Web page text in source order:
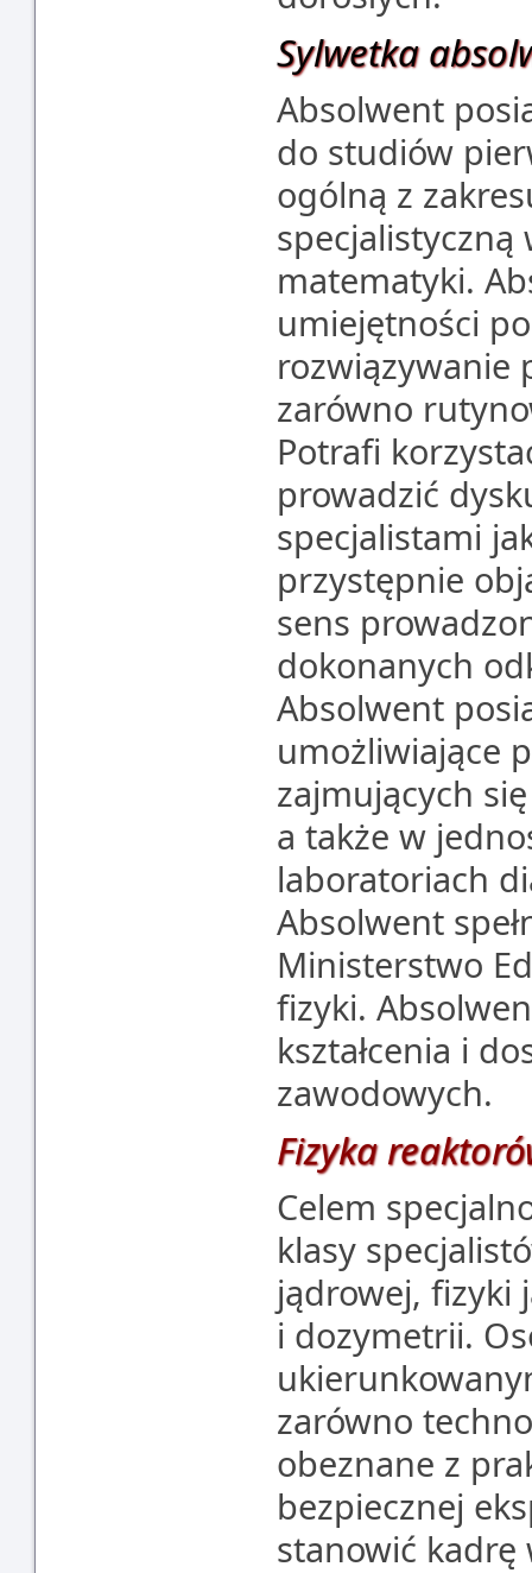
Sylwetka
Absolwent
do studiów
ogólną z
specjalistyczną
matematyki.
umiejętności
rozwiązywanie
zarówno
Potrafi
prowadzić
specjalistami
przystępnie
sens
dokonanych
Absolwent
umożliwiające
zajmujących
a także w
laboratoriach
Absolwent
Ministerstwo
fizyki.
kształcenia i
zawodowych.
Fizyka
Celem
klasy
jądrowej, fizyki
i dozymetrii.
zarówno
obeznane z
bezpiecznej
stanowić